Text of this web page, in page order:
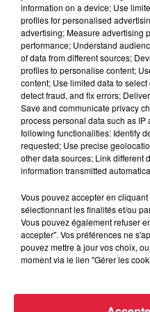
Toute l'actu
16h00
À
robinets
information on a device; Use
profiles for personalised
advertising; Measure advertising
performance; Understand
of data from different sources;
profiles to personalise content;
content; Use limited data to
detect fraud, and fix errors;
Save and communicate privacy
process personal data such as
following functionalities: Identify
requested; Use precise
other data sources; Link different
information transmitted
Vous pouvez accepter en
sélectionnant les finalités et/ou
Vous pouvez également refuser
accepter". Vos préférences ne
pouvez mettre à jour vos choix,
moment via le lien "Gérer les